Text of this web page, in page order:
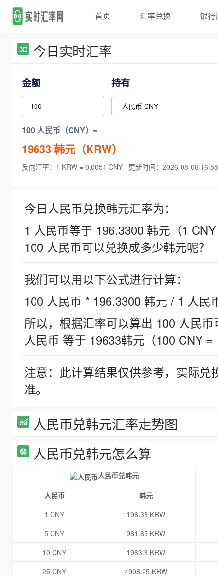
首页 汇率兑换 银行
今日实时汇率
金额 持有
100 人民币（CNY）=
19633韩元（KRW）
反向汇率：1 KRW = 0.0051 CNY 更新时间：2026-08-06
今日人民币兑换韩元汇率为：
1 人民币等于 196.3300 韩元（1
100 人民币可以兑换成多少韩元呢？
我们可以用以下公式进行计算：
100 人民币 * 196.3300 韩元 / 1 人民
所以，根据汇率可以算出 100 人民
人民币 等于 19633韩元（100 CNY =
注意：此计算结果仅供参考，实际
准。
人民币兑韩元汇率走势图
人民币兑韩元怎么算
人民币兑韩元
人民币
韩元
1 CNY
196.33 KRW
5 CNY
981.65 KRW
10 CNY
1963.3 KRW
25 CNY
4908.25 KRW